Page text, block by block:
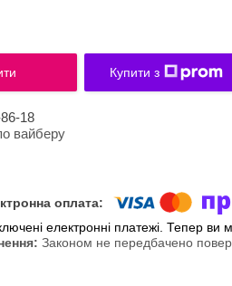
Купити з
18
вайберу
електронні платежі. Тепер
Законом не передбачено